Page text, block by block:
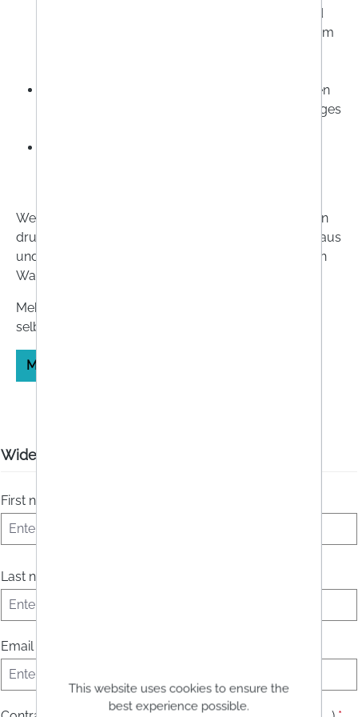
Vertragsabschluss geliefert werden können und
deren aktueller Wert von Schwankungen auf dem
Artikel die als Bündelpackungen geliefert werden
oder Produkte die zu Bundles, Sets oder Packages
Wenn sie von dem Vertrag zurücktreten wollen, dann
drucken Sie bitte dieses Muster-Rückgabeformular aus
und legen es dem Paket mit der zurückzusendenden
Ware bei.
Mehr Details finden Sie auf dem Rückgabeformular
selbst.
Muster-Rückgabeformular
Widerruf
First name
Last name
Email address
This website uses cookies to ensure the
best experience possible.